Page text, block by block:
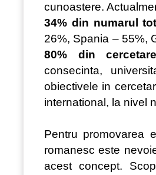
cunoastere.
34% din numarul
26%, Spania – 55%,
80% din
consecinta,
obiectivele in
international, la nivel
Pentru promovarea
romanesc este
acest concept.